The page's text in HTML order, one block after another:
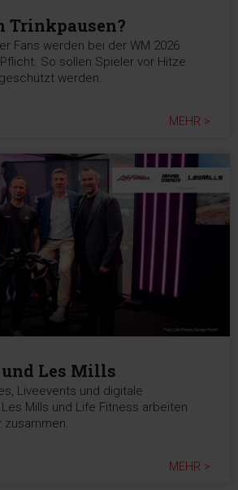
Trinkpausen?
Fans werden bei der WM 2026
So sollen Spieler vor Hitze
werden.
MEHR >
Les Mills
Liveevents und digitale
Mills und Life Fitness arbeiten
zusammen.
MEHR >